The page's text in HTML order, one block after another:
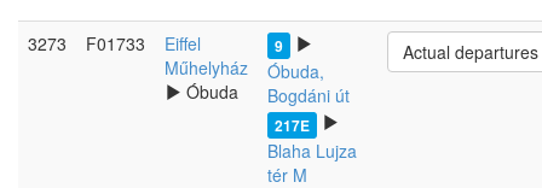
3273 F01733
Eiffel
Műhelyház
Óbuda
9
Óbuda,
Bogdáni út
217E
Blaha Lujza
tér M
Actual departures